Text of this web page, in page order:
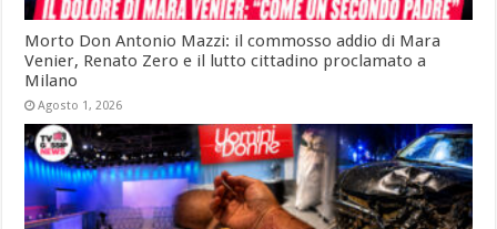
Morto Don Antonio Mazzi: il commosso addio di Mara
Venier, Renato Zero e il lutto cittadino proclamato a
Milano
Agosto 1, 2026